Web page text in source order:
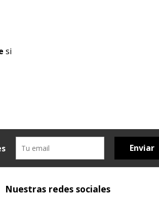
si
Enviar
Nuestras redes sociales